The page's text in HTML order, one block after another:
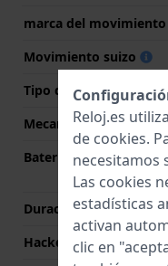
marca del movimiento
Movimiento suizo
Tipo de pantalla
Mecanismo
Batería
Duración de la batería
Hackeable
Reloj.es
de cookies.
necesitamos
Las cookies
estadísticas
activan
clic en